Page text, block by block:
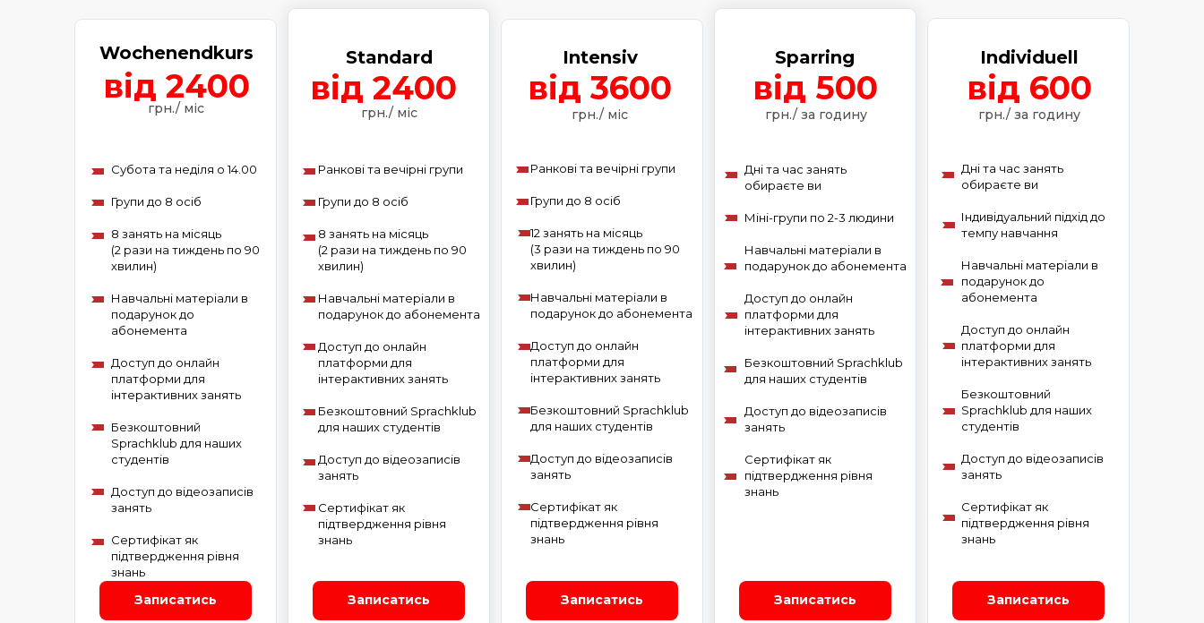
Записатись Записатись Записатись
Дні та час занять
обираєте ви
Індивідуальний підхід до
темпу навчання
Навчальні матеріали в
подарунок до
абонемента
Доступ до онлайн
платформи для
інтерактивних занять
Безкоштовний
Sprachklub для наших
студентів
Доступ до відеозаписів
занять
Сертифікат як
підтвердження рівня
знань
Individuell
грн./ за годину
Субота та неділя о 14.00
Групи до 8 осіб
8 занять на місяць
(2 рази на тиждень по 90
хвилин)
Навчальні матеріали в
подарунок до
абонемента
Доступ до онлайн
платформи для
інтерактивних занять
Безкоштовний
Sprachklub для наших
студентів
Доступ до відеозаписів
занять
Сертифікат як
підтвердження рівня
знань
грн./ міс
Standard
Ранкові та вечірні групи
Групи до 8 осіб
8 занять на місяць
(2 рази на тиждень по 90
хвилин)
Навчальні матеріали в
подарунок до абонемента
Доступ до онлайн
платформи для
інтерактивних занять
Безкоштовний Sprachklub
для наших студентів
Доступ до відеозаписів
занять
Сертифікат як
підтвердження рівня
знань
грн./ за годину
Sparring
Записатись Записатись
Дні та час занять
обираєте ви
Міні-групи по 2-3 людини
Навчальні матеріали в
подарунок до абонемента
Доступ до онлайн
платформи для
інтерактивних занять
Безкоштовний Sprachklub
для наших студентів
Доступ до відеозаписів
занять
Сертифікат як
підтвердження рівня
знань
грн./ міс
Intensiv
Ранкові та вечірні групи
Групи до 8 осіб
12 занять на місяць
(3 рази на тиждень по 90
хвилин)
Навчальні матеріали в
подарунок до абонемента
Доступ до онлайн
платформи для
інтерактивних занять
Безкоштовний Sprachklub
для наших студентів
Доступ до відеозаписів
занять
Сертифікат як
підтвердження рівня
знань
Wochenendkurs
грн./ міс
від 2400 від 2400 від 600
від 3600 від 500